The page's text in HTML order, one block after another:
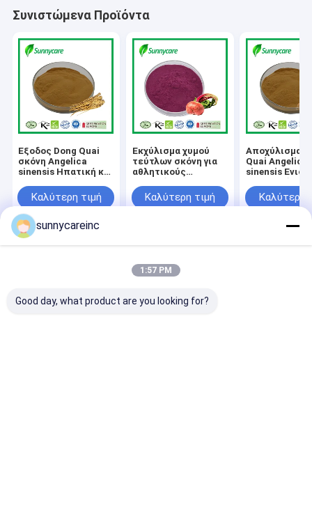
Συνιστώμενα Προϊόντα
Έξοδος Dong Quai
σκόνη Angelica
sinensis Ηπατική και
Φυτικές θεραπείες
Καλύτερη τιμή
Εκχύλισμα χυμού
τεύτλων σκόνη για
αθλητικούς
οξυγόνωση των
μυών Λειτουργικά
Καλύτερη τιμή
Αποχύλισμα
Quai Angelica
sinensis
Λειτουργικά
τρόφιμα
Καλύτερη
Αρχική
Περίπου
επαφή
Desktop
Sitemap
Privacy Policy
© 2026 Sunnycare Inc. All Rights Reserved.
sunnycareinc
1:57 PM
Good day, what product are you looking for?